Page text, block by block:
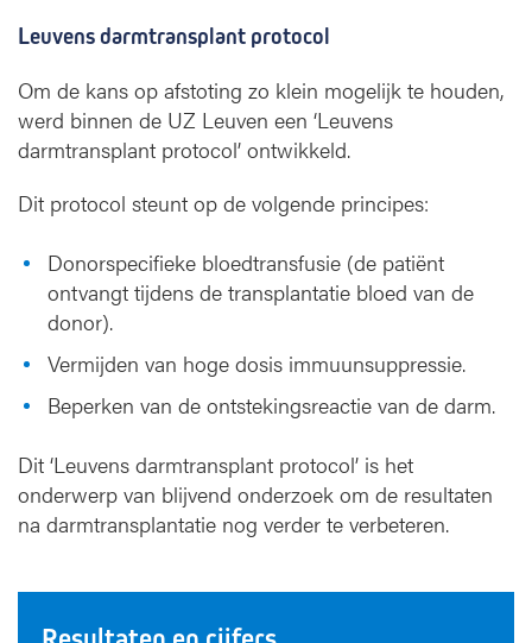
Leuvens darmtransplant protocol
Om de kans op afstoting zo klein mogelijk te houden,
werd binnen de UZ Leuven een ‘Leuvens
darmtransplant protocol’ ontwikkeld.
Dit protocol steunt op de volgende principes:
Donorspecifieke bloedtransfusie (de patiënt
ontvangt tijdens de transplantatie bloed van de
donor).
Vermijden van hoge dosis immuunsuppressie.
Beperken van de ontstekingsreactie van de darm.
Dit ‘Leuvens darmtransplant protocol’ is het
onderwerp van blijvend onderzoek om de resultaten
na darmtransplantatie nog verder te verbeteren.